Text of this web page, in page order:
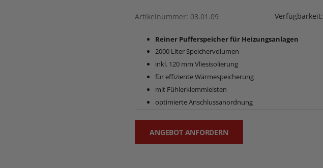
Artikelnummer 03.01.09 Verfügbarkeit:
Reiner Pufferspeicher für Heizungsanlagen
2000 Liter Speichervolumen
inkl. 120 mm Vliesisolierung
für effiziente Wärmespeicherung
mit Fühlerklemmleisten
optimierte Anschlussanordnung
ANGEBOT ANFORDERN